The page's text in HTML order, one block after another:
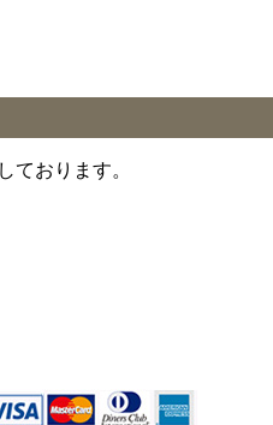
ております。